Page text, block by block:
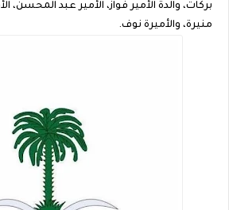
بركات، والدة الأمير فواز، الأمير عبد المحسن،
منيرة، والأميرة نوف.